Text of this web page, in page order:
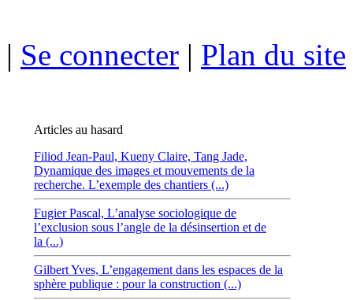
| Se connecter | Plan du site
Articles au hasard
Filiod Jean-Paul, Kueny Claire, Tang Jade,
Dynamique des images et mouvements de la
recherche. L’exemple des chantiers (...)
Fugier Pascal, L’analyse sociologique de
l’exclusion sous l’angle de la désinsertion et de
la (...)
Gilbert Yves, L’engagement dans les espaces de la
sphère publique : pour la construction (...)